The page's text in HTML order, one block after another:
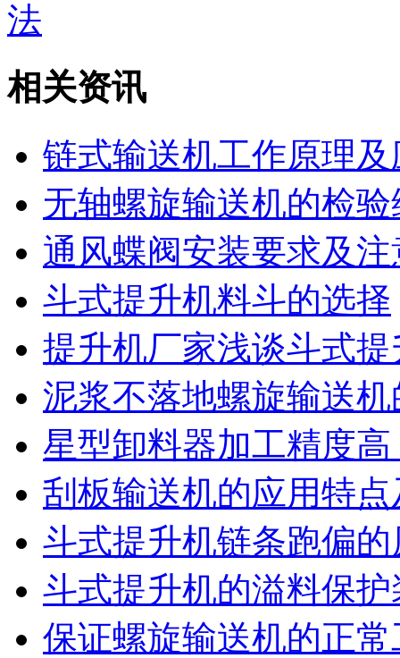
法
相关资讯
链式输送机工作原理
无轴螺旋输送机的检验
通风蝶阀安装要求及
斗式提升机料斗的选择
提升机厂家浅谈斗式
泥浆不落地螺旋输送
星型卸料器加工精度
刮板输送机的应用特
斗式提升机链条跑偏
斗式提升机的溢料保护
保证螺旋输送机的正